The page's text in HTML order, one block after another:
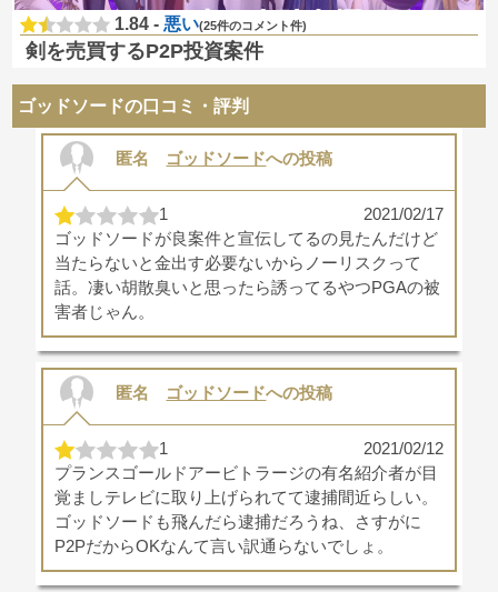
1.84 - 悪い(25件のコメント件)
剣を売買するP2P投資案件
ゴッドソードの口コミ・評判
匿名 ゴッドソードへの投稿
2021/02/17
1
ゴッドソードが良案件と宣伝してるの見たんだけど
当たらないと金出す必要ないからノーリスクって
話。凄い胡散臭いと思ったら誘ってるやつPGAの被
害者じゃん。
匿名 ゴッドソードへの投稿
2021/02/12
1
プランスゴールドアービトラージの有名紹介者が目
覚ましテレビに取り上げられてて逮捕間近らしい。
ゴッドソードも飛んだら逮捕だろうね、さすがに
P2PだからOKなんて言い訳通らないでしょ。